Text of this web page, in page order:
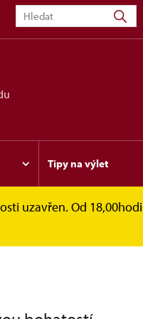
Tipy na výlet
uzavřen. Od